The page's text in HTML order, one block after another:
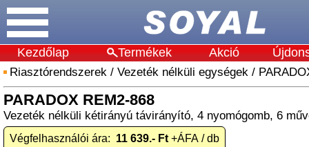
Kezdőlap Termékek Akció
Riasztórendszerek / Vezeték nélküli egységek /
PARADOX REM2-868
Vezeték nélküli kétirányú távirányító, 4 nyomógomb, 6
Végfelhasználói ára: 11 639.- Ft +ÁFA / db